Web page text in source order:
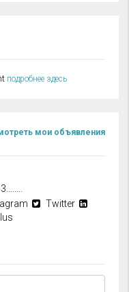
подробнее здесь
мои объявления
Twitter